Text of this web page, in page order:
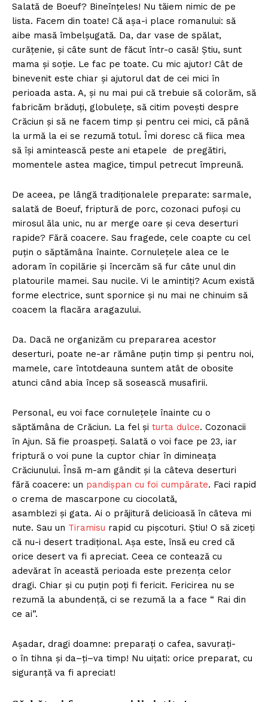
Salată de Boeuf? Bineînțeles! Nu tăiem nimic de pe
lista. Facem din toate! Că așa-i place romanului: să
aibe masă îmbelșugată. Da, dar vase de spălat,
curățenie, și câte sunt de făcut într-o casă! Știu, sunt
mama și soție. Le fac pe toate. Cu mic ajutor! Cât de
binevenit este chiar și ajutorul dat de cei mici în
perioada asta. A, și nu mai pui că trebuie să colorăm, să
fabricăm brăduți, globulețe, să citim povești despre
Crăciun și să ne facem timp și pentru cei mici, că până
la urmă la ei se rezumă totul. Îmi doresc că fiica mea
să își amintească peste ani etapele de pregătiri,
momentele astea magice, timpul petrecut împreună.
De aceea, pe lângă tradiționalele preparate: sarmale,
salată de Boeuf, friptură de porc, cozonaci pufoși cu
mirosul ăla unic, nu ar merge oare și ceva deserturi
rapide? Fără coacere. Sau fragede, cele coapte cu cel
puțin o săptămâna înainte. Cornulețele alea ce le
adoram în copilărie și încercăm să fur câte unul din
platourile mamei. Sau nucile. Vi le amintiți? Acum există
forme electrice, sunt spornice și nu mai ne chinuim să
coacem la flacăra aragazului.
Da. Dacă ne organizăm cu prepararea acestor
deserturi, poate ne-ar rămâne puțin timp și pentru noi,
mamele, care întotdeauna suntem atât de obosite
atunci când abia încep să sosească musafirii.
Personal, eu voi face cornulețele înainte cu o
săptămâna de Crăciun. La fel și turta dulce. Cozonacii
în Ajun. Să fie proaspeți. Salată o voi face pe 23, iar
friptură o voi pune la cuptor chiar în dimineața
Crăciunului. Însă m-am gândit și la câteva deserturi
fără coacere: un pandișpan cu foi cumpărate. Faci rapid
o crema de mascarpone cu ciocolată,
asamblezi și gata. Ai o prăjitură delicioasă în câteva mi
nute. Sau un Tiramisu rapid cu pișcoturi. Știu! O să ziceți
că nu-i desert tradițional. Așa este, însă eu cred că
orice desert va fi apreciat. Ceea ce contează cu
adevărat în această perioada este prezența celor
dragi. Chiar și cu puțin poți fi fericit. Fericirea nu se
rezumă la abundență, ci se rezumă la a face “ Rai din
ce ai”.
Așadar, dragi doamne: preparați o cafea, savurați-
o în tihna și da–ți–va timp! Nu uițati: orice preparat, cu
siguranță va fi apreciat!